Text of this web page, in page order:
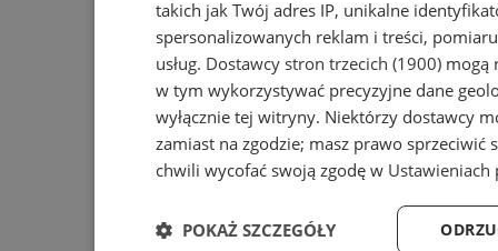
takich jak Twój adres IP, unikalne
spersonalizowanych reklam i treści,
usług. Dostawcy stron trzecich (1900) mogą
w tym wykorzystywać precyzyjne dane
wyłącznie tej witryny. Niektórzy dostawcy
zamiast na zgodzie; masz prawo sprzeciwić
chwili wycofać swoją zgodę w
POKAŻ SZCZEGÓŁY